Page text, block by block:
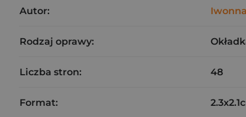
Autor:
Rodzaj oprawy:
Liczba stron: 48
Format: